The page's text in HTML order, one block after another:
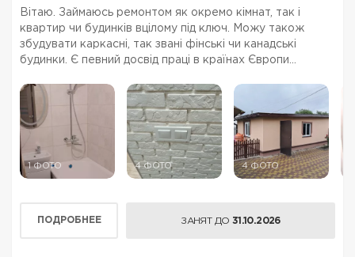
Вітаю. Займаюсь ремонтом як окремо кімнат, так і
квартир чи будинків вцілому під ключ. Можу також
збудувати каркасні, так звані фінські чи канадські
будинки. Є певний досвід праці в країнах Європи
1 ФОТО 4 ФОТО 4 ФОТО
ПОДРОБНЕЕ ЗАНЯТ ДО 31.10.2026